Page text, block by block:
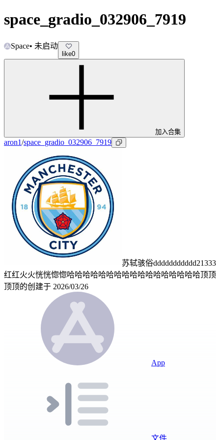
space_gradio_032906_7919
Space• 未启动
like0
加入合集
aron1/space_gradio_032906_7919
苏轼骇俗ddddddddddd21333
红红火火恍恍惚惚哈哈哈哈哈哈哈哈哈哈哈哈哈哈哈哈哈顶顶
顶顶的创建于 2026/03/26
App
文件